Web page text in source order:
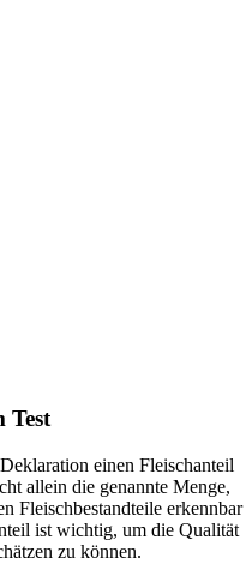
Test
einen Fleischanteil
allein die genannte Menge,
Fleischbestandteile erkennbar
ist wichtig, um die Qualität
zu können.